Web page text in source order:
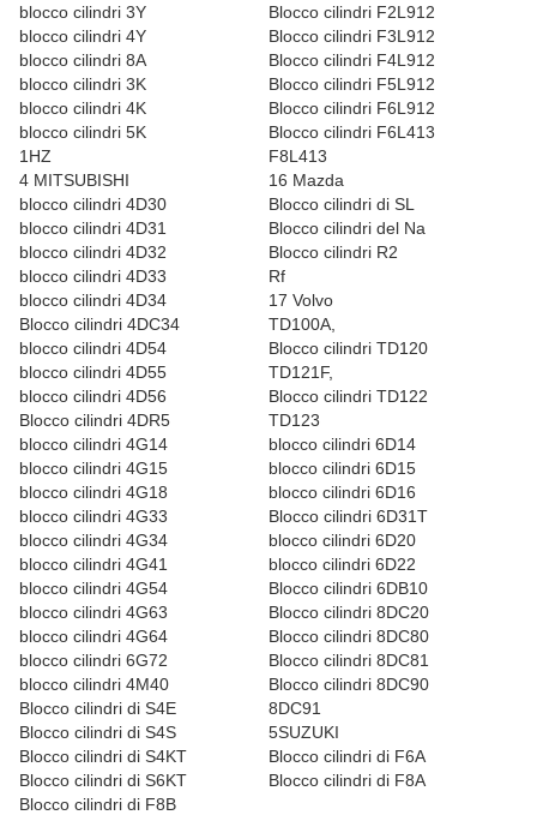
blocco cilindri 3Y
Blocco cilindri F2L912
blocco cilindri 4Y
Blocco cilindri F3L912
blocco cilindri 8A
Blocco cilindri F4L912
blocco cilindri 3K
Blocco cilindri F5L912
blocco cilindri 4K
Blocco cilindri F6L912
blocco cilindri 5K
Blocco cilindri F6L413
1HZ
F8L413
4 MITSUBISHI
16 Mazda
blocco cilindri 4D30
Blocco cilindri di SL
blocco cilindri 4D31
Blocco cilindri del Na
blocco cilindri 4D32
Blocco cilindri R2
blocco cilindri 4D33
Rf
blocco cilindri 4D34
17 Volvo
Blocco cilindri 4DC34
TD100A
blocco cilindri 4D54
Blocco cilindri TD120
blocco cilindri 4D55
TD121F,
blocco cilindri 4D56
Blocco cilindri TD122
Blocco cilindri 4DR5
TD123
blocco cilindri 4G14
blocco cilindri 6D14
blocco cilindri 4G15
blocco cilindri 6D15
blocco cilindri 4G18
blocco cilindri 6D16
blocco cilindri 4G33
Blocco cilindri 6D31T
blocco cilindri 4G34
blocco cilindri 6D20
blocco cilindri 4G41
blocco cilindri 6D22
blocco cilindri 4G54
Blocco cilindri 6DB10
blocco cilindri 4G63
Blocco cilindri 8DC20
blocco cilindri 4G64
Blocco cilindri 8DC80
blocco cilindri 6G72
Blocco cilindri 8DC81
blocco cilindri 4M40
Blocco cilindri 8DC90
Blocco cilindri di S4E
8DC91
Blocco cilindri di S4S
5SUZUKI
Blocco cilindri di S4KT
Blocco cilindri di F6A
Blocco cilindri di S6KT
Blocco cilindri di F8A
Blocco cilindri di F8B